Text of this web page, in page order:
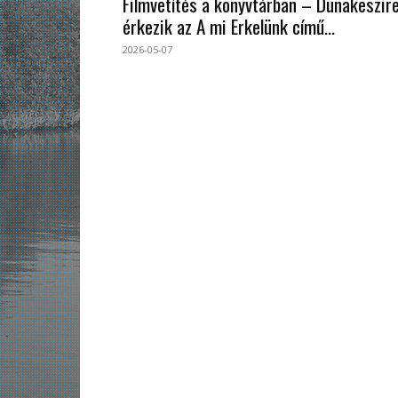
érkezik az A mi Erkelünk című...
2026-05-07